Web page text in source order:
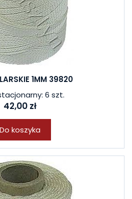
1MM 39820
6 szt.
42,00 zł
Do koszyka